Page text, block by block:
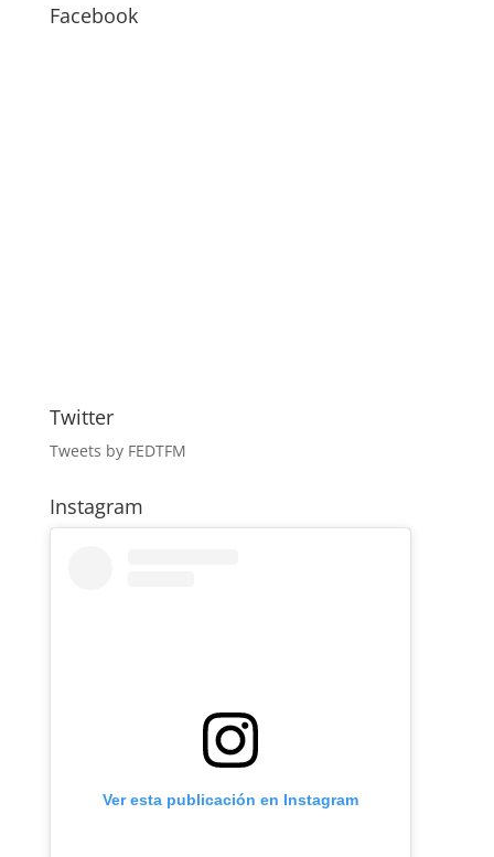
Facebook
Twitter
Tweets by FEDTFM
Instagram
Ver esta publicación en Instagram